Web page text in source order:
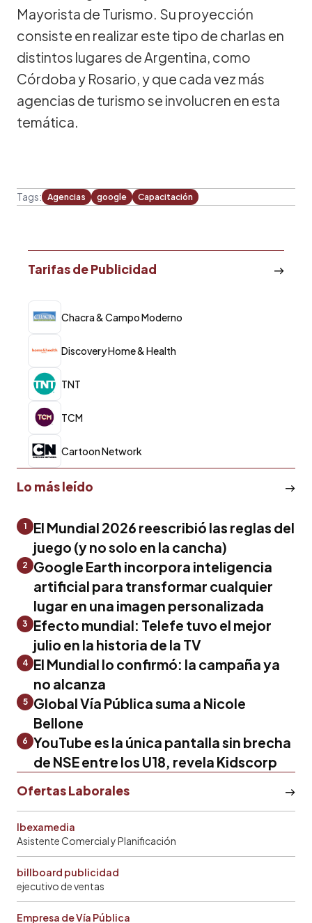
Mayorista de Turismo. Su proyección
consiste en realizar este tipo de charlas en
distintos lugares de Argentina, como
Córdoba y Rosario, y que cada vez más
agencias de turismo se involucren en esta
temática.
Tags: Agencias google Capacitación
Tarifas de Publicidad
Chacra & Campo Moderno
Discovery Home & Health
TNT
TCM
Cartoon Network
Lo más leído
1
El Mundial 2026 reescribió las reglas del
juego (y no solo en la cancha)
2
Google Earth incorpora inteligencia
artificial para transformar cualquier
lugar en una imagen personalizada
3
Efecto mundial: Telefe tuvo el mejor
julio en la historia de la TV
4 El Mundial lo confirmó: la campaña ya
no alcanza
5
Global Vía Pública suma a Nicole
Bellone
6 YouTube es la única pantalla sin brecha
de NSE entre los U18, revela Kidscorp
Ofertas Laborales
Ibexamedia
Asistente Comercial y Planificación
billboard publicidad
ejecutivo de ventas
Empresa de Vía Pública